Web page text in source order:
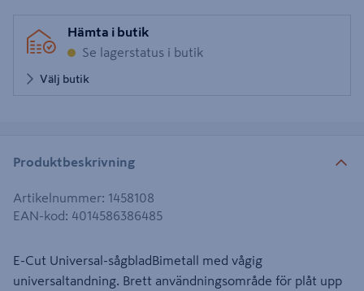
Hämta i butik
Se lagerstatus i butik
Välj butik
Produktbeskrivning
Artikelnummer: 1458108
EAN-kod: 4014586386485
E-Cut Universal-sågbladBimetall med vågig
universaltandning. Brett användningsområde för plåt upp